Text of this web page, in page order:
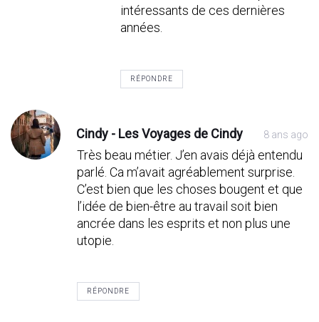
intéressants de ces dernières
années.
RÉPONDRE
Cindy - Les Voyages de Cindy 8 ans ago
Très beau métier. J’en avais déjà entendu
parlé. Ca m’avait agréablement surprise.
C’est bien que les choses bougent et que
l’idée de bien-être au travail soit bien
ancrée dans les esprits et non plus une
utopie.
RÉPONDRE